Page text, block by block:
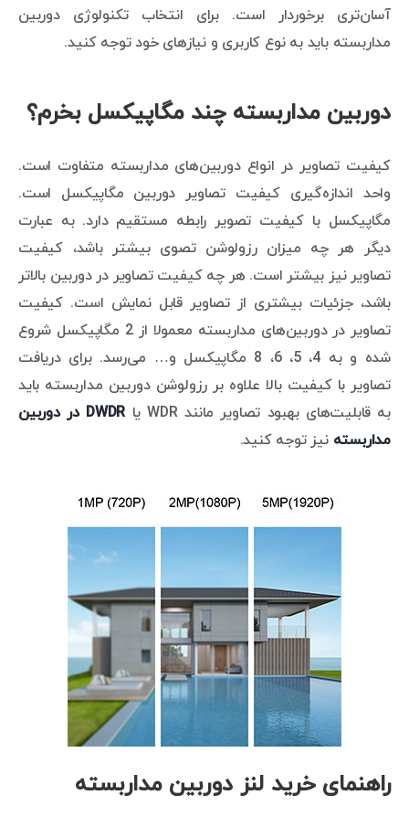
آسان‌تری برخوردار است. برای انتخاب تکنولوژی دوربین
مداربسته باید به نوع کاربری و نیازهای خود توجه کنید.
دوربین مداربسته چند مگاپیکسل بخرم؟
کیفیت تصاویر در انواع دوربین‌های مداربسته متفاوت است.
واحد اندازه‌گیری کیفیت تصاویر دوربین مگاپیکسل است.
مگاپیکسل با کیفیت تصویر رابطه مستقیم دارد. به عبارت
دیگر هر چه میزان رزولوشن تصوی بیشتر باشد، کیفیت
تصاویر نیز بیشتر است. هر چه کیفیت تصاویر در دوربین بالاتر
باشد، جزئیات بیشتری از تصاویر قابل نمایش است. کیفیت
تصاویر در دوربین‌های مداربسته معمولا از 2 مگاپیکسل شروع
شده و به 4، 5، 6، 8 مگاپیکسل و… می‌رسد. برای دریافت
تصاویر با کیفیت بالا علاوه بر رزولوشن دوربین مداربسته باید
به قابلیت‌های بهبود تصاویر مانند WDR یا
DWDR در دوربین
مداربسته نیز توجه کنید.
راهنمای خرید لنز دوربین مداربسته